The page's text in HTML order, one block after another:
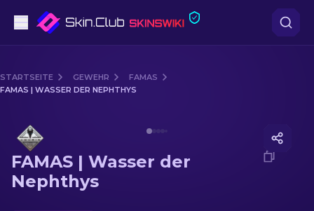
Mittelklasse
Scharfschützengewehr
STARTSEITE GEWEHR
FAMAS
FAMAS | WASSER DER NEPHTHYS
FAMAS | Wasser der
Nephthys